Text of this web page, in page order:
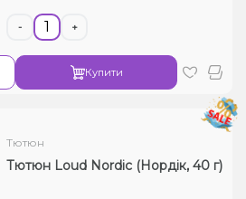
- +
Купити
Тютюн
Тютюн Loud Nordic (Нордік, 40 г)